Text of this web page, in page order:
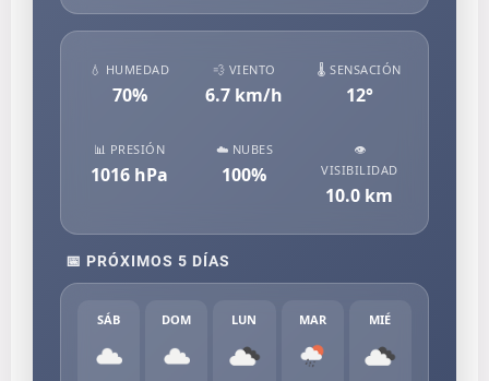
💧 HUMEDAD
70%
💨 VIENTO
6.7 km/h
🌡️ SENSACIÓN
12°
📊 PRESIÓN
1016 hPa
☁️ NUBES
100%
👁️
VISIBILIDAD
10.0 km
📅 PRÓXIMOS 5 DÍAS
SÁB DOM LUN MAR MIÉ